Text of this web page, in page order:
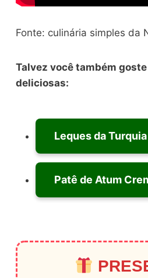
Fonte: culinária simples da
Talvez você também
deliciosas:
Leques da Turquia
Patê de Atum